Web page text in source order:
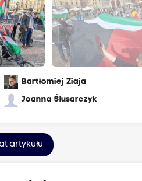
Bartłomiej Ziaja
Joanna Ślusarczyk
artykułu